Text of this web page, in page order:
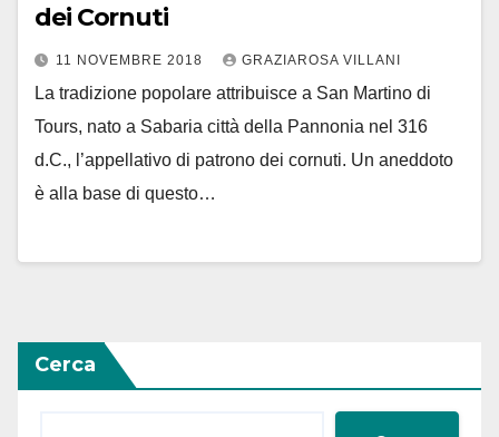
dei Cornuti
11 NOVEMBRE 2018 GRAZIAROSA VILLANI
La tradizione popolare attribuisce a San Martino di
Tours, nato a Sabaria città della Pannonia nel 316
d.C., l’appellativo di patrono dei cornuti. Un aneddoto
è alla base di questo…
Cerca